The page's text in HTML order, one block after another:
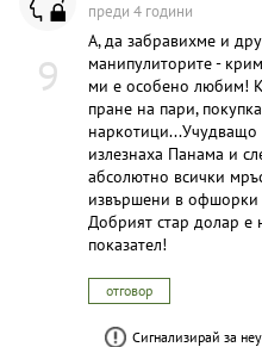
9
преди 4 години
А, да забравихме и
манипулиторите -
ми е особено любим!
пране на пари,
наркотици...Учудващо
излезнаха Панама и
абсолютно всички
извършени в
Добрият стар долар е
показател!
отговор
Сигнализирай за